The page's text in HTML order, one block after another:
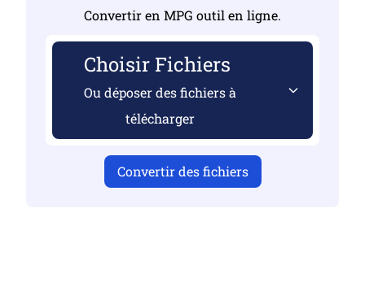
Convertir en MPG outil en ligne.
Choisir Fichiers
Ou déposer des fichiers à
télécharger
Convertir des fichiers